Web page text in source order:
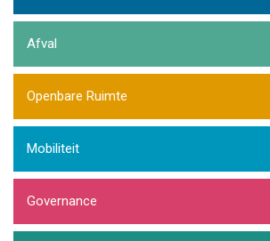
Afval
Openbare Ruimte
Mobiliteit
Governance